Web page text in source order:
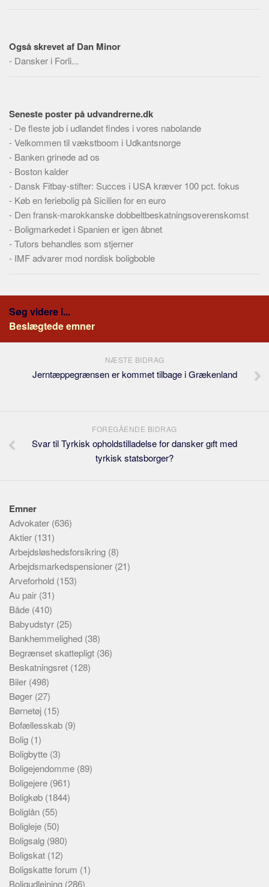
Også skrevet af Dan Minor
- Dansker i Forli...
Seneste poster på udvandrerne.dk
- De fleste job i udlandet findes i vores nabolande
-Velkommen til vækstboom i Udkantsnorge
- Banken grinede ad os
- Boston kalder
- Dansk Fitbay-stifter: Succes i USA kræver 100 pct. fokus
- Køb en feriebolig på Sicilien for en euro
- Den fransk-marokkanske dobbeltbeskatningsoverenskomst
- Boligmarkedet i Spanien er igen åbnet
-Tutors behandles som stjerner
- IMF advarer mod nordisk boligboble
Søg videre i...
Beslægtede emner
NÆSTE BIDRAG
Jerntæppegrænsen er kommet tilbage i Grækenland
FOREGÅENDE BIDRAG
Svar til Tyrkisk opholdstilladelse for dansker gıft med
tyrkisk statsborger?
Emner
Advokater (636)
Aktier (131)
Arbejdsløshedsforsikring (8)
Arbejdsmarkedspensioner (21)
Arveforhold (153)
Au pair (31)
Både (410)
Babyudstyr (25)
Bankhemmelighed (38)
Begrænset skattepligt (36)
Beskatningsret (128)
Biler (498)
Bøger (27)
Børnetøj (15)
Bofællesskab (9)
Bolig (1)
Boligbytte (3)
Boligejendomme (89)
Boligejere (961)
Boligkøb (1844)
Boliglån (55)
Boligleje (50)
Boligsalg (980)
Boligskat (12)
Boligskatte forum (1)
Boligudlejning (286)